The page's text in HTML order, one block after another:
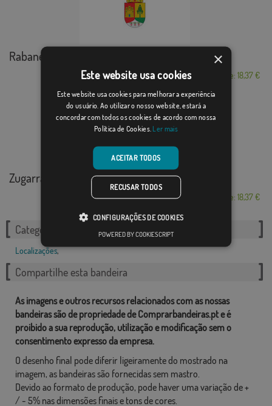
Rabanera del Pinar
Desde: 18,37 €
Zugarramurdi
Desde: 18,37 €
Categorias relacionadas:
Localizações,
Compartilhe esta bandeira
As imagens e outros recursos relacionados com as nossas
bandeiras são de propriedade de Comprarbandeiras.pt e é
proibido a sua reprodução, utilização e modificação sem o
consentimento expresso da empresa.
O desenho final pode diferir ligeiramente do mostrado na
imagem, as bandeiras são fornecidas sem mastro.
Devido ao formato de produção, pode haver uma variação de +
/ - 5% nas dimensões finais e tons de cores.
×
Este website usa cookies
Este website usa cookies para melhorar a experiência
do usuário. Ao utilizar o nosso website, estará a
concordar com todos os cookies de acordo com nossa
Política de Cookies. Ler mais
ACEITAR TODOS
RECUSAR TODOS
CONFIGURAÇÕES DE COOKIES
POWERED BY COOKIESCRIPT